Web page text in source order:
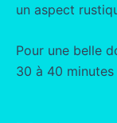
un aspect
Pour une belle
30 à 40